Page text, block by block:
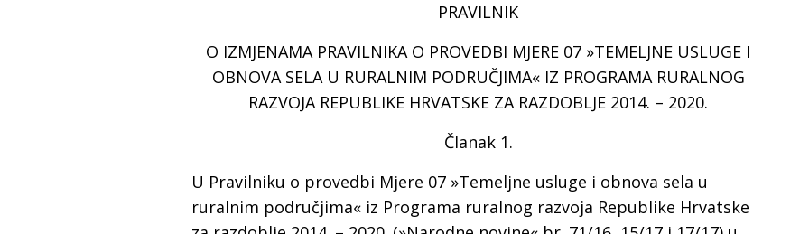
PRAVILNIK
O IZMJENAMA PRAVILNIKA O PROVEDBI MJERE 07 »TEMELJNE USLUGE I
OBNOVA SELA U RURALNIM PODRUČJIMA« IZ PROGRAMA RURALNOG
RAZVOJA REPUBLIKE HRVATSKE ZA RAZDOBLJE 2014. – 2020.
Članak 1.
U Pravilniku o provedbi Mjere 07 »Temeljne usluge i obnova sela u
ruralnim područjima« iz Programa ruralnog razvoja Republike Hrvatske